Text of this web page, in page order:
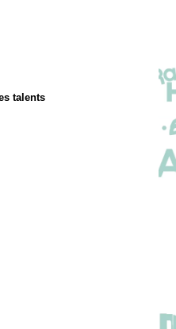
talents